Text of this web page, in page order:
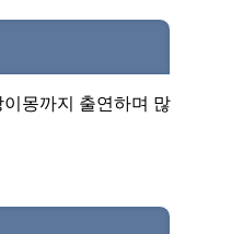
몽까지 출연하며 많